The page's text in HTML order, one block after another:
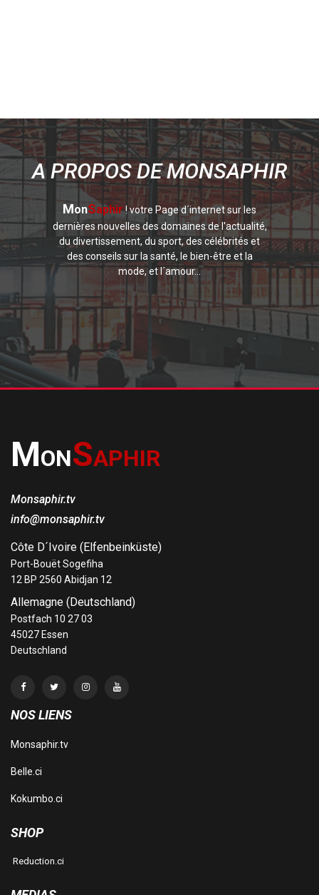
A PROPOS DE MONSAPHIR
MonSaphir! votre Page d´internet sur les
dernières nouvelles des domaines de l'actualité,
du divertissement, du sport, des célébrités et
des conseils sur la santé, le bien-être et la
mode, et l´amour...
MONSAPHIR
Monsaphir.tv
info@monsaphir.tv
Côte D´Ivoire (Elfenbeinküste)
Port-Bouët Sogefiha
12 BP 2560 Abidjan 12
Allemagne (Deutschland)
Postfach 10 27 03
45027 Essen
Deutschland
NOS LIENS
Monsaphir.tv
Belle.ci
Kokumbo.ci
SHOP
Reduction.ci